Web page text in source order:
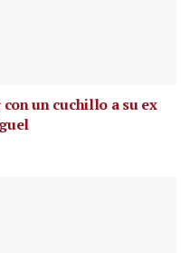
un cuchillo a su ex